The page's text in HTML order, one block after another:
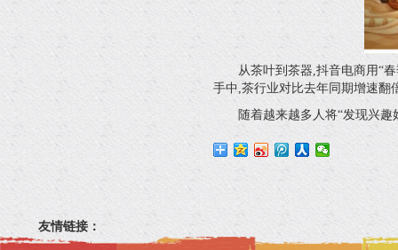
从茶叶到茶器,抖音电商用“
手中,茶行业对比去年同期增速翻
随着越来越多人将“发现兴
友情链接：